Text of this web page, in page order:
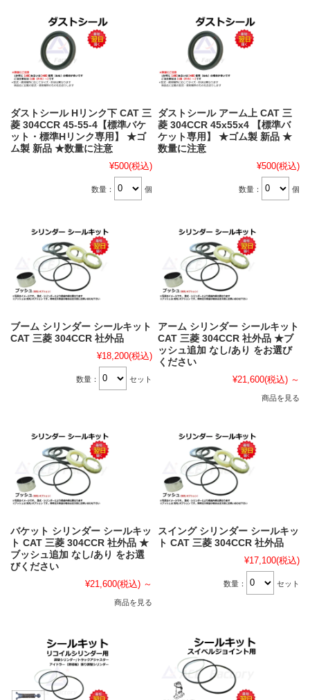
ダストシール Hリンク下 CAT 三
菱 304CCR 45-55-4【標準バケ
ット・標準Hリンク専用】 ★ゴ
ム製 新品 ★数量に注意
¥500(税込)
数量： 個
ダストシール アーム上 CAT 三
菱 304CCR 45x55x4 【標準バ
ケット専用】 ★ゴム製 新品 ★
数量に注意
¥500(税込)
数量： 個
ブーム シリンダー シールキット
CAT 三菱 304CCR 社外品
¥18,200(税込)
数量： セット
アーム シリンダー シールキット
CAT 三菱 304CCR 社外品 ★ブ
ッシュ追加 なし/あり をお選び
ください
¥21,600(税込) ～
商品を見る
バケット シリンダー シールキッ
ト CAT 三菱 304CCR 社外品 ★
ブッシュ追加 なし/あり をお選
びください
¥21,600(税込) ～
商品を見る
スイング シリンダー シールキッ
ト CAT 三菱 304CCR 社外品
¥17,100(税込)
数量： セット